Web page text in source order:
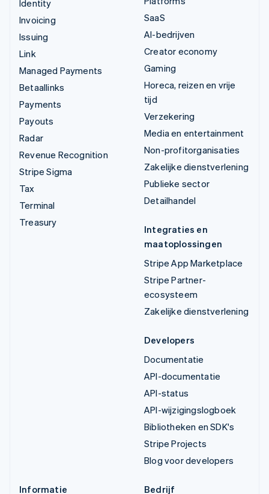
Identity
Invoicing
Issuing
Link
Managed Payments
Betaallinks
Payments
Payouts
Radar
Revenue Recognition
Stripe Sigma
Tax
Terminal
Treasury
SaaS
AI-bedrijven
Creator economy
Gaming
Horeca, reizen en vrije
tijd
Verzekering
Media en entertainment
Non-profitorganisaties
Zakelijke dienstverlening
Publieke sector
Detailhandel
Integraties en
maatoplossingen
Stripe App Marketplace
Stripe Partner-
ecosysteem
Zakelijke dienstverlening
Developers
Documentatie
API-documentatie
API-status
API-wijzigingslogboek
Bibliotheken en SDK's
Stripe Projects
Blog voor developers
Informatie
Bedrijf